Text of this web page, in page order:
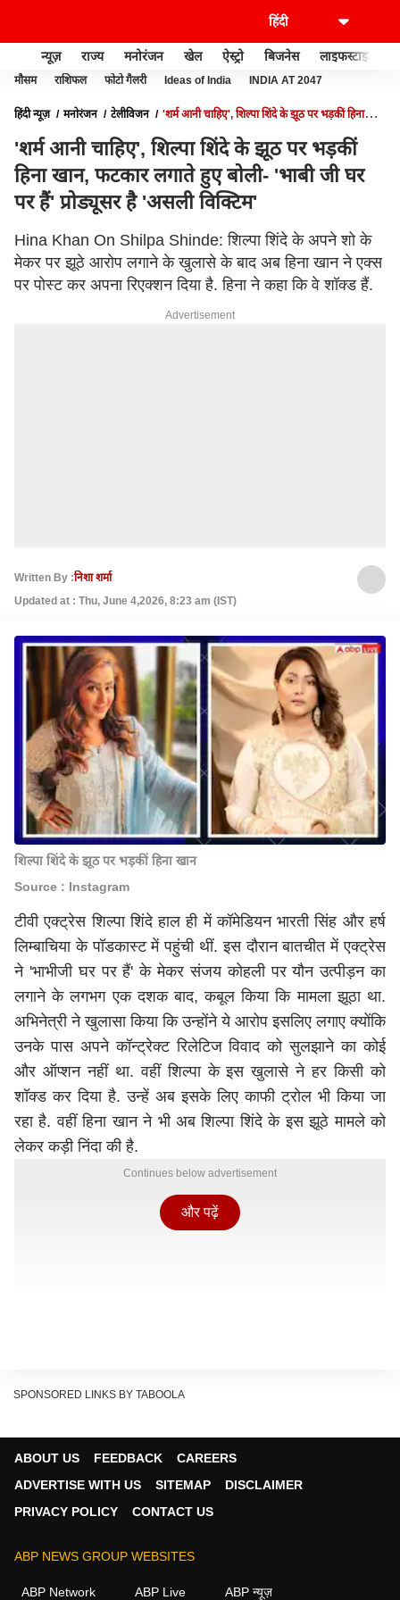
न्यूज़ राज्य मनोरंजन खेल ऐस्ट्रो बिजनेस लाइफस्टाइल
मौसम राशिफल फोटो गैलरी Ideas of India INDIA AT 2047
हिंदी न्यूज़ मनोरंजन टेलीविजन
'शर्म आनी चाहिए', शिल्पा शिंदे के झूठ पर भड़कीं हिना
'शर्म आनी चाहिए', शिल्पा शिंदे के झूठ पर भड़कीं
हिना खान, फटकार लगाते हुए बोली- 'भाबी जी घर
पर हैं' प्रोड्यूसर है 'असली विक्टिम'
Hina Khan On Shilpa Shinde: शिल्पा शिंदे के अपने शो के
मेकर पर झूठे आरोप लगाने के खुलासे के बाद अब हिना खान ने एक्स
पर पोस्ट कर अपना रिएक्शन दिया है. हिना ने कहा कि वे शॉक्ड हैं.
Advertisement
Written By :निशा शर्मा
Updated at : Thu, June 4,2026, 8:23 am (IST)
शिल्पा शिंदे के झूठ पर भड़कीं हिना खान
Source : Instagram
टीवी एक्ट्रेस शिल्पा शिंदे हाल ही में कॉमेडियन भारती सिंह और हर्ष
लिम्बाचिया के पॉडकास्ट में पहुंची थीं. इस दौरान बातचीत में एक्ट्रेस
ने 'भाभीजी घर पर हैं' के मेकर संजय कोहली पर यौन उत्पीड़न का
लगाने के लगभग एक दशक बाद, कबूल किया कि मामला झूठा था.
अभिनेत्री ने खुलासा किया कि उन्होंने ये आरोप इसलिए लगाए क्योंकि
उनके पास अपने कॉन्ट्रेक्ट रिलेटिज विवाद को सुलझाने का कोई
और ऑप्शन नहीं था. वहीं शिल्पा के इस खुलासे ने हर किसी को
शॉक्ड कर दिया है. उन्हें अब इसके लिए काफी ट्रोल भी किया जा
रहा है. वहीं हिना खान ने भी अब शिल्पा शिंदे के इस झूठे मामले को
लेकर कड़ी निंदा की है.
Continues below advertisement
और पढ़ें
SPONSORED LINKS BY TABOOLA
ABOUT US FEEDBACK
CAREERS
ADVERTISE WITH US
SITEMAP
DISCLAIMER
PRIVACY POLICY
CONTACT US
ABP NEWS GROUP WEBSITES
ABP Network ABP Live ABP न्यूज़